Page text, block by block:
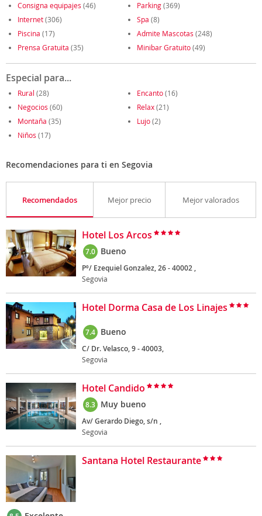
Consigna equipajes (46) Parking(369)
Internet(306) Spa (8)
Piscina (17) Admite Mascotas (248)
Prensa Gratuita (35) Minibar Gratuito(49)
Especial para...
Rural (28) Encanto(16)
Negocios (60) Relax(21)
Montaña (35) Lujo(2)
Niños (17)
Recomendaciones para ti en Segovia
Recomendados Mejor precio Mejor valorados
Hotel Los Arcos
7.0 Bueno
Pº/ Ezequiel Gonzalez, 26 - 40002 ,
Segovia
Hotel Dorma Casa de Los Linajes
7.4 Bueno
C/ Dr. Velasco, 9 - 40003,
Segovia
Hotel Candido
8.3 Muy bueno
Av/ Gerardo Diego, s/n ,
Segovia
Santana Hotel Restaurante